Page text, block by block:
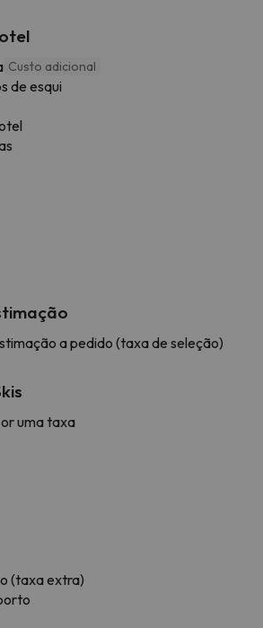
Custo adicional
de esqui
a pedido (taxa de seleção)
uma taxa
(taxa extra)